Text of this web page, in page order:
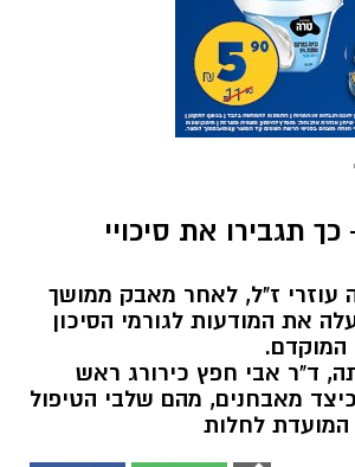
תגבירו את סיכויי
עוזרי ז"ל, לאחר מאבק ממושך
את המודעות לגורמי הסיכון
המוקדם.
30 למותה, ד"ר אבי חפץ כירורג ראש
מאבחנים, מהם שלבי הטיפול
המועדת לחלות